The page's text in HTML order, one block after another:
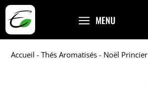
a MENU
Accueil -Thés Aromatisés - Noël Princier